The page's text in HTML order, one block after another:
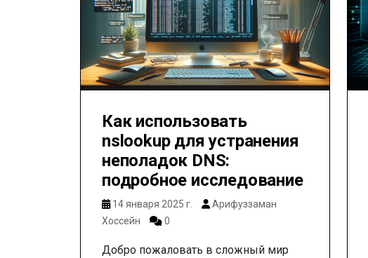
Как использовать
nslookup для устранения
неполадок DNS:
подробное исследование
14 января 2025 г.
Арифуззаман
Хоссейн
0
Добро пожаловать в сложный мир